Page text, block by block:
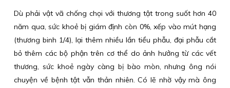
Dù phải vật vã chống chọi với thương tật trong suốt hơn 40
năm qua, sức khoẻ bị giám định còn 0%, xếp vào mút hạng
(thương binh 1/4), lại thêm nhiều lần tiểu phẫu, đại phẫu cắt
bỏ thêm các bộ phận trên cơ thể do ảnh hưởng từ các vết
thương, sức khoẻ ngày càng bị bào mòn, nhưng ông nói
chuyện về bệnh tật vẫn thản nhiên. Có lẽ nhờ vậy mà ông